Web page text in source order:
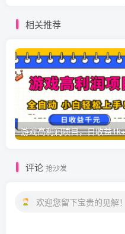
相关推荐
评论 抢沙发
欢迎您留下宝贵的见解！